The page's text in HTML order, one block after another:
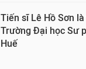
Tiến sĩ Lê Hồ Sơn
Trường Đại học Sư
Huế